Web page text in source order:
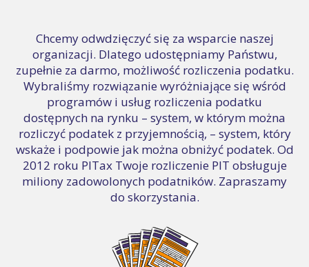
Chcemy odwdzięczyć się za wsparcie naszej
organizacji. Dlatego udostępniamy Państwu,
zupełnie za darmo, możliwość rozliczenia podatku.
Wybraliśmy rozwiązanie wyróżniające się wśród
programów i usług rozliczenia podatku
dostępnych na rynku – system, w którym można
rozliczyć podatek z przyjemnością, – system, który
wskaże i podpowie jak można obniżyć podatek. Od
2012 roku PITax Twoje rozliczenie PIT obsługuje
miliony zadowolonych podatników. Zapraszamy
do skorzystania.